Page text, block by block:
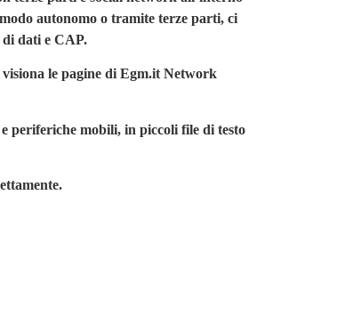
autonomo o tramite terze parti, ci
di dati e CAP.
le pagine di Egm.it Network
periferiche mobili, in piccoli file di testo